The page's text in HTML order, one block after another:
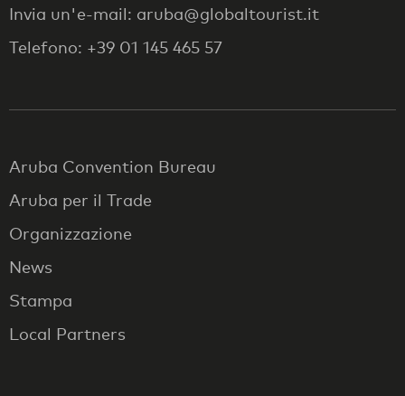
Invia un'e-mail: aruba@globaltourist.it
Telefono: +39 01 145 465 57
Aruba Convention Bureau
Aruba per il Trade
Organizzazione
News
Stampa
Local Partners